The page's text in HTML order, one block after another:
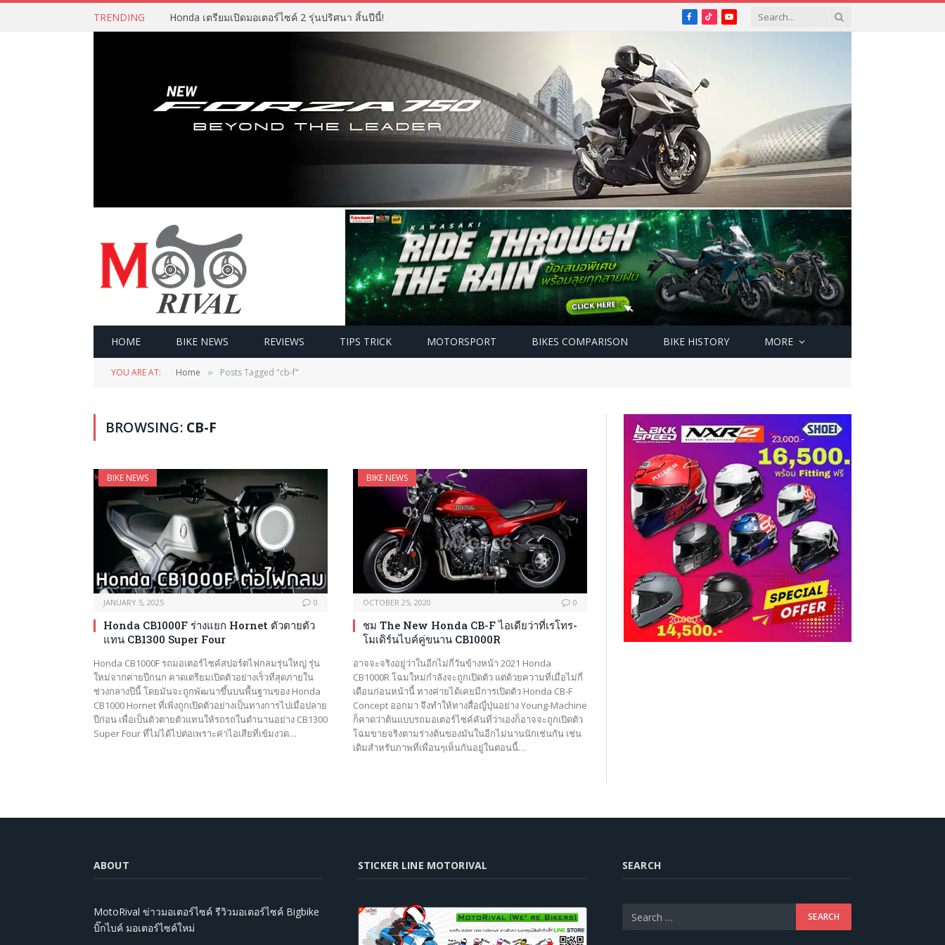
TRENDING Honda เตรียมเปิดมอเตอร์ไซค์ 2 รุ่นปริศนา สิ้นปีนี้! Facebook
TikTokYouTube
HOME BIKE NEWS REVIEWS TIPS TRICK MOTORSPORT BIKES COMPARISON BIKE HISTORY MORE
YOU ARE AT: Home » Posts Tagged "cb-f"
BROWSING: CB-F
BIKE NEWS
JANUARY 5, 2025 0
Honda CB1000F ร่างแยก Hornet ตัวตายตัว
แทน CB1300 Super Four
Honda CB1000F รถมอเตอร์ไซค์สปอร์ตไฟกลมรุ่นใหญ่ รุ่น
ใหม่จากค่ายปีกนก คาดเตรียมเปิดตัวอย่างเร็วที่สุดภายใน
ช่วงกลางปีนี้ โดยมันจะถูกพัฒนาขึ้นบนพื้นฐานของ Honda
CB1000 Hornet ที่เพิ่งถูกเปิดตัวอย่างเป็นทางการไปเมื่อปลาย
ปีก่อน เพื่อเป็นตัวตายตัวแทนให้รถรถในตำนานอย่าง CB1300
Super Four ที่ไม่ได้ไปต่อเพราะค่าไอเสียที่เข้มงวด…
BIKE NEWS
OCTOBER 25, 2020 0
ชม The New Honda CB-F ไอเดียว่าที่เรโทร-
โมเดิร์นไบค์คู่ขนาน CB1000R
อาจจะจริงอยู่ว่าในอีกไม่กี่วันข้างหน้า 2021 Honda
CB1000R โฉมใหม่กำลังจะถูกเปิดตัว แต่ด้วยความที่เมื่อไม่กี่
เดือนก่อนหน้านี้ ทางค่ายได้เคยมีการเปิดตัว Honda CB-F
Concept ออกมา จึงทำให้ทางสื่อญี่ปุ่นอย่าง Young-Machine
ก็คาดว่าต้นแบบรถมอเตอร์ไซค์คันที่ว่าเองก็อาจจะถูกเปิดตัว
โฉมขายจริงตามร่างต้นของมันในอีกไม่นานนักเช่นกัน เช่น
เดิมสำหรับภาพที่เพื่อนๆเห็นกันอยู่ในตอนนี้…
ABOUT
MotoRival ข่าวมอเตอร์ไซค์ รีวิวมอเตอร์ไซค์ Bigbike
บิ๊กไบค์ มอเตอร์ไซค์ใหม่
STICKER LINE MOTORIVAL SEARCH